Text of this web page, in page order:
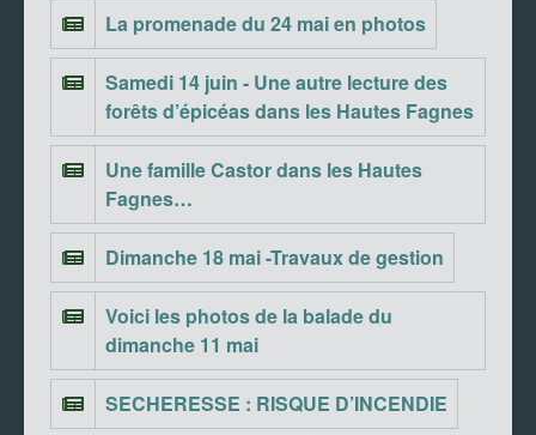
La promenade du 24 mai en photos
Samedi 14 juin - Une autre lecture des
forêts d’épicéas dans les Hautes Fagnes
Une famille Castor dans les Hautes
Fagnes…
Dimanche 18 mai -Travaux de gestion
Voici les photos de la balade du
dimanche 11 mai
SECHERESSE : RISQUE D’INCENDIE